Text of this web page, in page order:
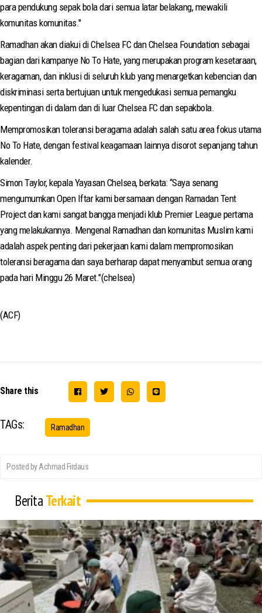
para pendukung sepak bola dari semua latar belakang, mewakili
komunitas komunitas."
Ramadhan akan diakui di Chelsea FC dan Chelsea Foundation sebagai
bagian dari kampanye No To Hate, yang merupakan program kesetaraan,
keragaman, dan inklusi di seluruh klub yang menargetkan kebencian dan
diskriminasi serta bertujuan untuk mengedukasi semua pemangku
kepentingan di dalam dan di luar Chelsea FC dan sepakbola.
Mempromosikan toleransi beragama adalah salah satu area fokus utama
No To Hate, dengan festival keagamaan lainnya disorot sepanjang tahun
kalender.
Simon Taylor, kepala Yayasan Chelsea, berkata: “Saya senang
mengumumkan Open Iftar kami bersamaan dengan Ramadan Tent
Project dan kami sangat bangga menjadi klub Premier League pertama
yang melakukannya. Mengenal Ramadhan dan komunitas Muslim kami
adalah aspek penting dari pekerjaan kami dalam mempromosikan
toleransi beragama dan saya berharap dapat menyambut semua orang
pada hari Minggu 26 Maret."(chelsea)
(ACF)
Share this
TAGs: Ramadhan
Posted by Achmad Firdaus
BeritaTerkait